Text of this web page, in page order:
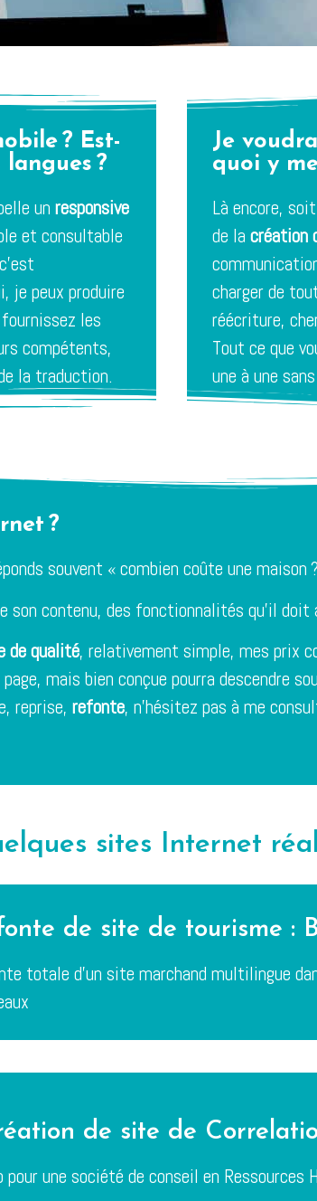
? Est-
?
un responsive
et consultable
je peux produire
les
compétents,
la traduction.
Je
quoi y
Là encore,
de la création
charger de
réécriture,
Tout ce que
une à une
?
souvent « combien coûte une maison
contenu, des fonctionnalités qu’il doit
de qualité, relativement simple, mes prix
mais bien conçue pourra descendre
reprise, refonte, n’hésitez pas à me
sites Internet
de site de tourisme :
totale d'un site marchand multilingue
de site de
une société de conseil en Ressources